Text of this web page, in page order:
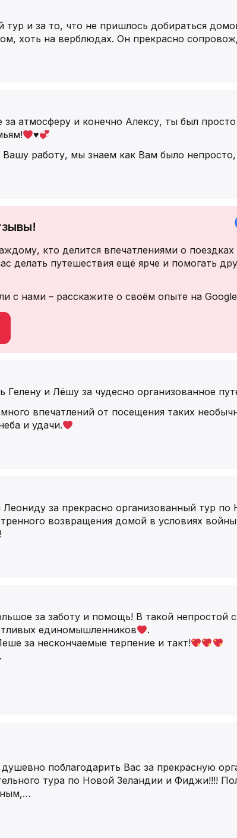
тур и за то, что не пришлось добираться
хоть на верблюдах. Он прекрасно
за атмосферу и конечно Алексу, ты был
♥️
Вашу работу, мы знаем как Вам было
кто делится впечатлениями о
делать путешествия ещё ярче и помогать
с нами – расскажите о своём опыте на
Гелену и Лёшу за чудесно организованное
впечатлений от посещения таких
и удачи.
за прекрасно организованный тур
возвращения домой в условиях
за заботу и помощь! В такой непростой
единомышленников
.
за нескончаемые терпение и такт!
поблагодарить Вас за прекрасную
тура по Новой Зеландии и Фиджи!!!!
…